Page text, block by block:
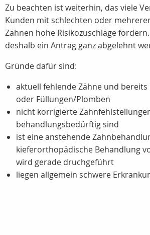
Zu beachten ist weiterhin, das viele
Kunden mit schlechten oder
Zähnen hohe Risikozuschläge
deshalb ein Antrag ganz abgelehnt
Gründe dafür sind:
aktuell fehlende Zähne und bereits
oder Füllungen/Plomben
nicht korrigierte
behandlungsbedürftig sind
ist eine anstehende
kieferorthopädische Behandlung
wird gerade druchgeführt
liegen allgemein schwere